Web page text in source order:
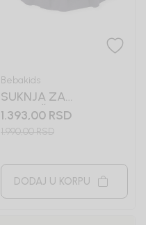
Bebakids
SUKNJA ZA
DEVOJČICE TEA
1.393,00 RSD
1.990,00RSD
DODAJ U KORPU